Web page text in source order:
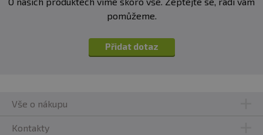
pomůžeme.
Přidat dotaz
Vše o nákupu
Kontakty